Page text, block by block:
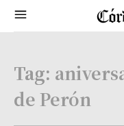
Tag:
de Perón